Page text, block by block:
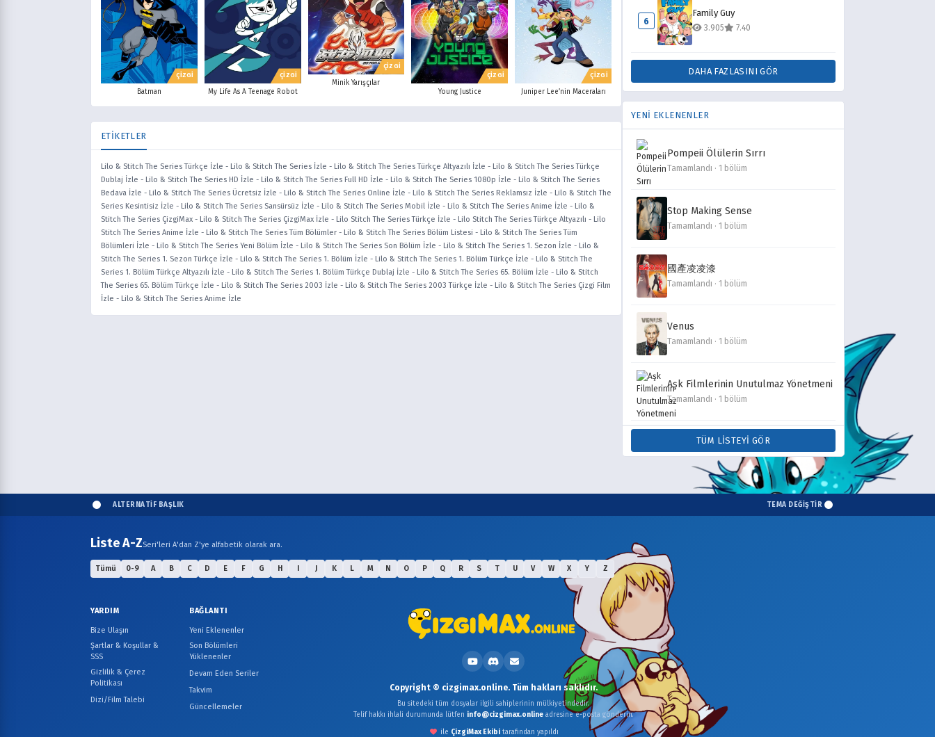
ÇİZGİ
Batman
ÇİZGİ
My Life As A Teenage Robot
ÇİZGİ
Minik Yarışçılar
ÇİZGİ
Young Justice
ÇİZGİ
Juniper Lee’nin Maceraları
ETİKETLER
Lilo & Stitch The Series Türkçe İzle - Lilo & Stitch The Series İzle - Lilo & Stitch The Series Türkçe Altyazılı İzle - Lilo & Stitch The Series Türkçe
Dublaj İzle - Lilo & Stitch The Series HD İzle - Lilo & Stitch The Series Full HD İzle - Lilo & Stitch The Series 1080p İzle - Lilo & Stitch The Series
Bedava İzle - Lilo & Stitch The Series Ücretsiz İzle - Lilo & Stitch The Series Online İzle - Lilo & Stitch The Series Reklamsız İzle - Lilo & Stitch The
Series Kesintisiz İzle - Lilo & Stitch The Series Sansürsüz İzle - Lilo & Stitch The Series Mobil İzle - Lilo & Stitch The Series Anime İzle - Lilo &
Stitch The Series ÇizgiMax - Lilo & Stitch The Series ÇizgiMax İzle - Lilo Stitch The Series Türkçe İzle - Lilo Stitch The Series Türkçe Altyazılı - Lilo
Stitch The Series Anime İzle - Lilo & Stitch The Series Tüm Bölümler - Lilo & Stitch The Series Bölüm Listesi - Lilo & Stitch The Series Tüm
Bölümleri İzle - Lilo & Stitch The Series Yeni Bölüm İzle - Lilo & Stitch The Series Son Bölüm İzle - Lilo & Stitch The Series 1. Sezon İzle - Lilo &
Stitch The Series 1. Sezon Türkçe İzle - Lilo & Stitch The Series 1. Bölüm İzle - Lilo & Stitch The Series 1. Bölüm Türkçe İzle - Lilo & Stitch The
Series 1. Bölüm Türkçe Altyazılı İzle - Lilo & Stitch The Series 1. Bölüm Türkçe Dublaj İzle - Lilo & Stitch The Series 65. Bölüm İzle - Lilo & Stitch
The Series 65. Bölüm Türkçe İzle - Lilo & Stitch The Series 2003 İzle - Lilo & Stitch The Series 2003 Türkçe İzle - Lilo & Stitch The Series Çizgi Film
İzle - Lilo & Stitch The Series Anime İzle
6
Family Guy
3.905 7.40
DAHA FAZLASINI GÖR
YENİ EKLENENLER
Pompeii Ölülerin Sırrı
Tamamlandı · 1 bölüm
Stop Making Sense
Tamamlandı · 1 bölüm
國產凌凌漆
Tamamlandı · 1 bölüm
Venus
Tamamlandı · 1 bölüm
Aşk Filmlerinin Unutulmaz Yönetmeni
Tamamlandı · 1 bölüm
TÜM LISTEYI GÖR
ALTERNATİF BAŞLIK TEMA DEĞİŞTİR
Liste A-ZSeri'leri A'dan Z'ye alfabetik olarak ara.
Tümü 0-9 A B C D E F G H I J K L M N O P Q R S T U V W X Y Z
YARDIM
Bize Ulaşın
Şartlar & Koşullar &
SSS
Gizlilik & Çerez
Politikası
Dizi/Film Talebi
BAĞLANTI
Yeni Eklenenler
Son Bölümleri
Yüklenenler
Devam Eden Seriler
Takvim
Güncellemeler
Copyright © cizgimax.online. Tüm hakları saklıdır.
Bu sitedeki tüm dosyalar ilgili sahiplerinin mülkiyetindedir.
Telif hakkı ihlali durumunda lütfen info@cizgimax.onlineadresine e-posta gönderin.
ile ÇizgiMax Ekibitarafından yapıldı